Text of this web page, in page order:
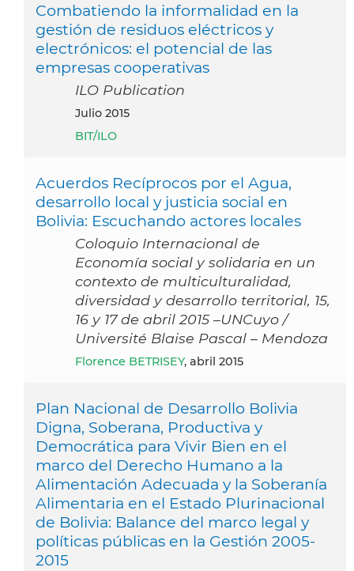
Combatiendo la informalidad en la
gestión de residuos eléctricos y
electrónicos: el potencial de las
empresas cooperativas
ILO Publication
julio 2015
BIT/ILO
Acuerdos Recíprocos por el Agua,
desarrollo local y justicia social en
Bolivia: Escuchando actores locales
Coloquio Internacional de
Economía social y solidaria en un
contexto de multiculturalidad,
diversidad y desarrollo territorial, 15,
16 y 17 de abril 2015 –UNCuyo /
Université Blaise Pascal – Mendoza
Florence BETRISEY, abril 2015
Plan Nacional de Desarrollo Bolivia
Digna, Soberana, Productiva y
Democrática para Vivir Bien en el
marco del Derecho Humano a la
Alimentación Adecuada y la Soberanía
Alimentaria en el Estado Plurinacional
de Bolivia: Balance del marco legal y
políticas públicas en la Gestión 2005-
2015